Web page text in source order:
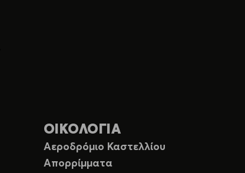
ΟΙΚΟΛΟΓΙΑ
Αεροδρόμιο Καστελλίου
Απορρίμματα